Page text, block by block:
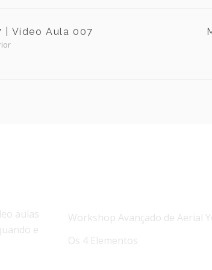
| Vídeo Aula 007
aulas
e
Workshop Avançado de Aerial
Os 4 Elementos